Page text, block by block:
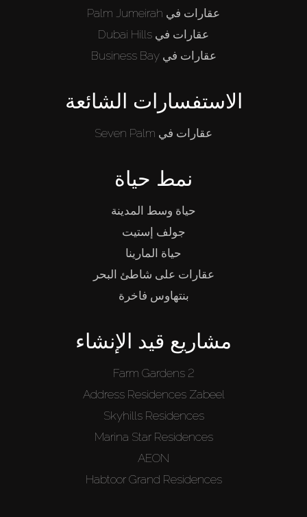
عقارات في Palm Jumeirah
عقارات في Dubai Hills
عقارات في Business Bay
الاستفسارات الشائعة
عقارات في Seven Palm
نمط حياة
حياة وسط المدينة
جولف إستيت
حياة المارينا
عقارات على شاطئ البحر
بنتهاوس فاخرة
مشاريع قيد الإنشاء
Farm Gardens 2
Address Residences Zabeel
Skyhills Residences
Marina Star Residences
AEON
Habtoor Grand Residences